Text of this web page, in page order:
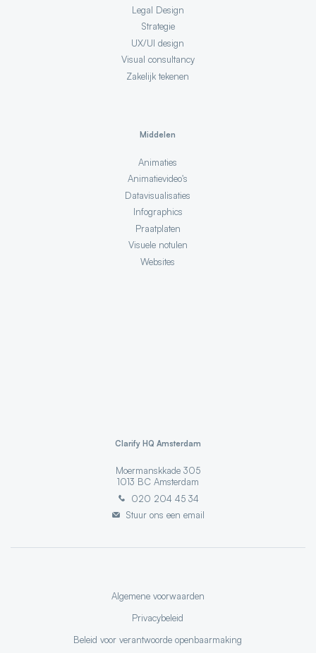
Legal Design
Strategie
UX/UI design
Visual consultancy
Zakelijk tekenen
Middelen
Animaties
Animatievideo's
Datavisualisaties
Infographics
Praatplaten
Visuele notulen
Websites
Clarify HQ Amsterdam
Moermanskkade 305
1013 BC Amsterdam
020 204 45 34
Stuur ons een email
Algemene voorwaarden
Privacybeleid
Beleid voor verantwoorde openbaarmaking